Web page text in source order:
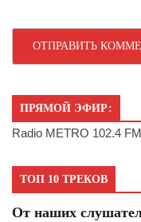
ПРЯМОЙ ЭФИР:
Radio METRO 102.4 FM
ТОП 10 ТРЕКОВ
От наших